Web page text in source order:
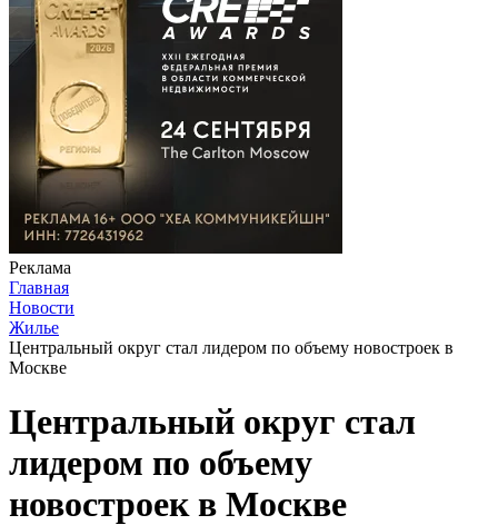
Реклама
Главная
Новости
Жилье
Центральный округ стал лидером по объему новостроек в
Москве
Центральный округ стал
лидером по объему
новостроек в Москве